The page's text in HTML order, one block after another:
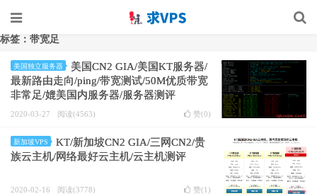
标签：带宽足
美国独立服务器
美国CN2 GIA/美国KT服务器/
最新路由走向/ping/带宽测试/50M优质带宽
非常足/媲美国内服务器/服务器测评
2020-03-27 阅读(4563) 赞(0)
新加坡VPS
KT/新加坡CN2 GIA/三网CN2/贵
族云主机/网络最好云主机/云主机测评
2020-02-16 阅读(3778) 赞(1 )